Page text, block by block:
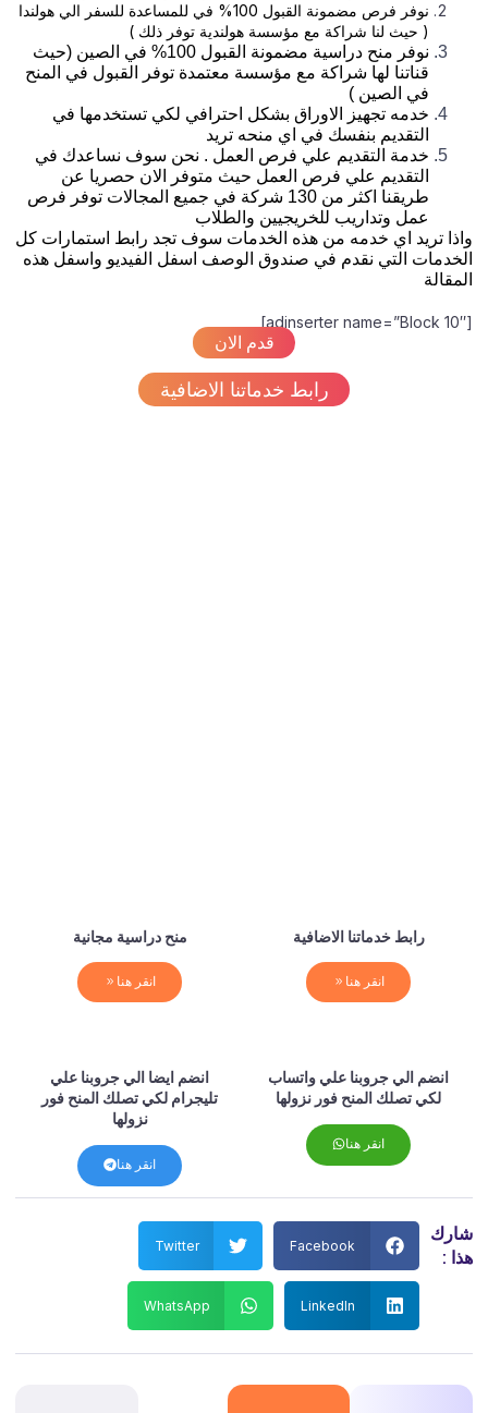
نوفر فرص مضمونة القبول 100% في للمساعدة للسفر الي هولندا
( حيث لنا شراكة مع مؤسسة هولندية توفر ذلك )
نوفر منح دراسية مضمونة القبول 100% في الصين (حيث
قناتنا لها شراكة مع مؤسسة معتمدة توفر القبول في المنح
في الصين )
خدمه تجهيز الاوراق بشكل احترافي لكي تستخدمها في
التقديم بنفسك في اي منحه تريد
خدمة التقديم علي فرص العمل . نحن سوف نساعدك في
التقديم علي فرص العمل حيث متوفر الان حصريا عن
طريقنا اكثر من 130 شركة في جميع المجالات توفر فرص
عمل وتداريب للخريجيين والطلاب
واذا تريد اي خدمه من هذه الخدمات سوف تجد رابط استمارات كل
الخدمات التي نقدم في صندوق الوصف اسفل الفيديو واسفل هذه
المقالة
[adinserter name=”Block 10″]
قدم الان
رابط خدماتنا الاضافية
رابط خدماتنا الاضافية
انقر هنا
منح دراسية مجانية
انقر هنا
انضم الي جروبنا علي واتساب
لكي تصلك المنح فور نزولها
انقر هنا
انضم ايضا الي جروبنا علي
تليجرام لكي تصلك المنح فور
نزولها
انقر هنا
شارك
هذا :
Facebook
Twitter
LinkedIn
WhatsApp